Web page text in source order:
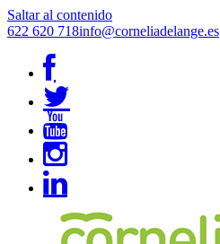
Saltar al contenido
622 620 718info@corneliadelange.es